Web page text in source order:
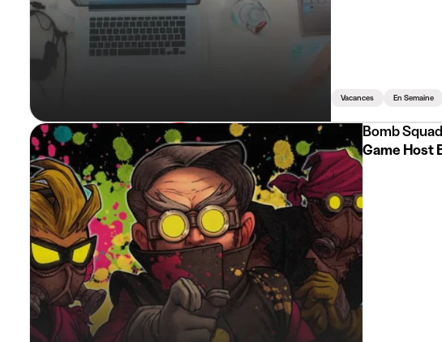
Vacances En Semaine
Bomb
Game Host